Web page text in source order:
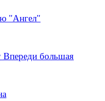
"Ангел"
Впереди большая